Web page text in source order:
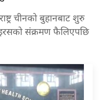
चीनको बुहानबाट शुरु
संक्रमण फैलिएपछि